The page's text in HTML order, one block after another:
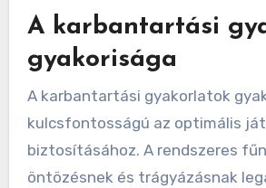
A karbantartási
gyakorisága
A karbantartási gyakorlatok
kulcsfontosságú az optimális
biztosításához. A rendszeres
öntözésnek és trágyázásnak